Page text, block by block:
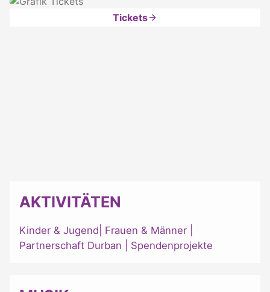
Tickets
AKTIVITÄTEN
Kinder & Jugend Frauen & Männer
Partnerschaft Durban
Spendenprojekte